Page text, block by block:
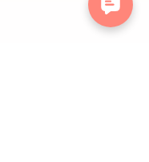
la manière dont